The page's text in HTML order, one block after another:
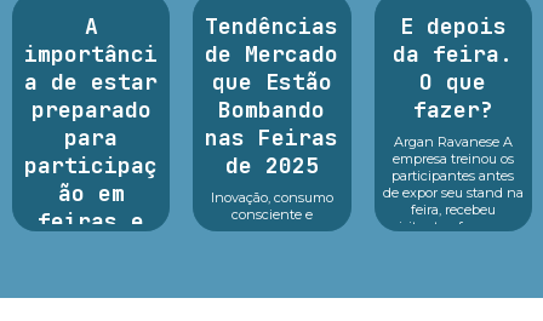
A
importânci
a de estar
preparado
para
participaç
ão em
feiras e
Sabemos que
Tendências
de Mercado
que Estão
Bombando
nas Feiras
de 2025
Inovação, consumo
consciente e
tecnologia no centro
estão revelando um
E depois
da feira.
O que
fazer?
Argan Ravanese A
empresa treinou os
participantes antes
de expor seu stand na
feira, recebeu
visitantes, fez o seu